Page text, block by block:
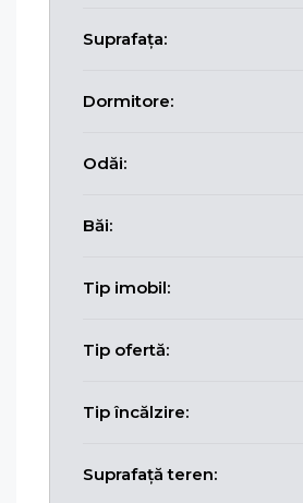
Suprafața:
Dormitore:
Odăi:
Băi:
Tip imobil:
Tip ofertă:
Tip încălzire:
Suprafață teren: